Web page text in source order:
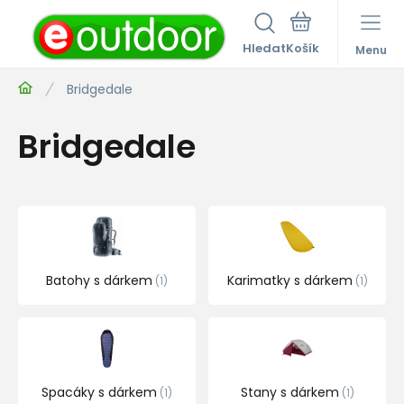
Hledat Menu
Bridgedale
Bridgedale
Batohy s dárkem 1 Karimatky s dárkem 1
Spacáky s dárkem 1 Stany s dárkem 1